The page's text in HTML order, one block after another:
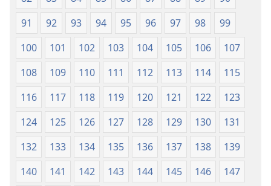
91
92 93 94 95 96 97 98
99
100
101 102 103 104 105 106
107
108
109 110 111 112 113 114
115
116
117 118 119 120 121 122
123
124
125 126 127 128 129 130
131
132
133 134 135 136 137 138
139
140
141 142 143 144 145 146
147